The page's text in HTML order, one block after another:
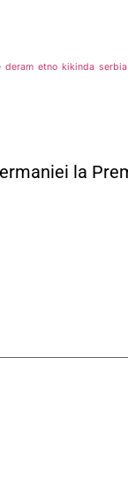
deram etno kikinda serbia